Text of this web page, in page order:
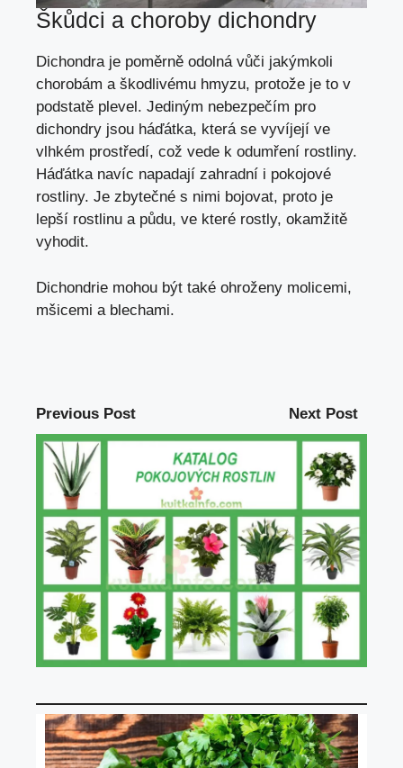
Škůdci a choroby dichondry
Dichondra je poměrně odolná vůči jakýmkoli
chorobám a škodlivému hmyzu, protože je to v
podstatě plevel. Jediným nebezpečím pro
dichondry jsou háďátka, která se vyvíjejí ve
vlhkém prostředí, což vede k odumření rostliny.
Háďátka navíc napadají zahradní i pokojové
rostliny. Je zbytečné s nimi bojovat, proto je
lepší rostlinu a půdu, ve které rostly, okamžitě
vyhodit.
Dichondrie mohou být také ohroženy molicemi,
mšicemi a blechami.
Previous Post Next Post